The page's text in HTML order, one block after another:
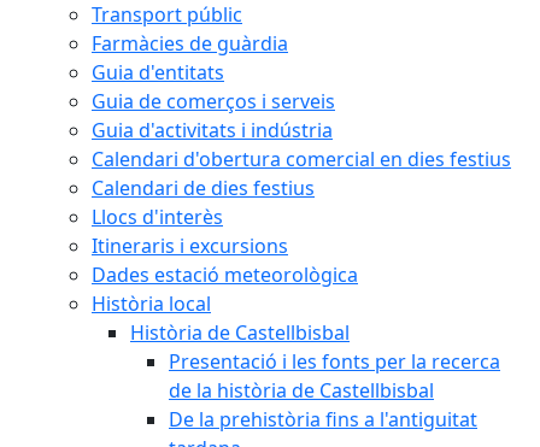
Transport públic
Farmàcies de guàrdia
Guia d'entitats
Guia de comerços i serveis
Guia d'activitats i indústria
Calendari d'obertura comercial en dies festius
Calendari de dies festius
Llocs d'interès
Itineraris i excursions
Dades estació meteorològica
Història local
Història de Castellbisbal
Presentació i les fonts per la recerca
de la història de Castellbisbal
De la prehistòria fins a l'antiguitat